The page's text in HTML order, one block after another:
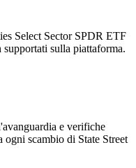
Select Sector SPDR ETF
sulla piattaforma.
e verifiche
scambio di State Street